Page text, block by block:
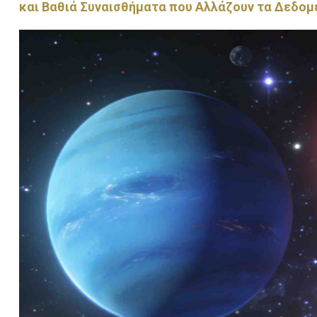
και Βαθιά Συναισθήματα που Αλλάζουν τα